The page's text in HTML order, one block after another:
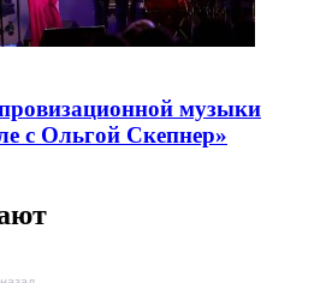
музыки
с Ольгой Скепнер»